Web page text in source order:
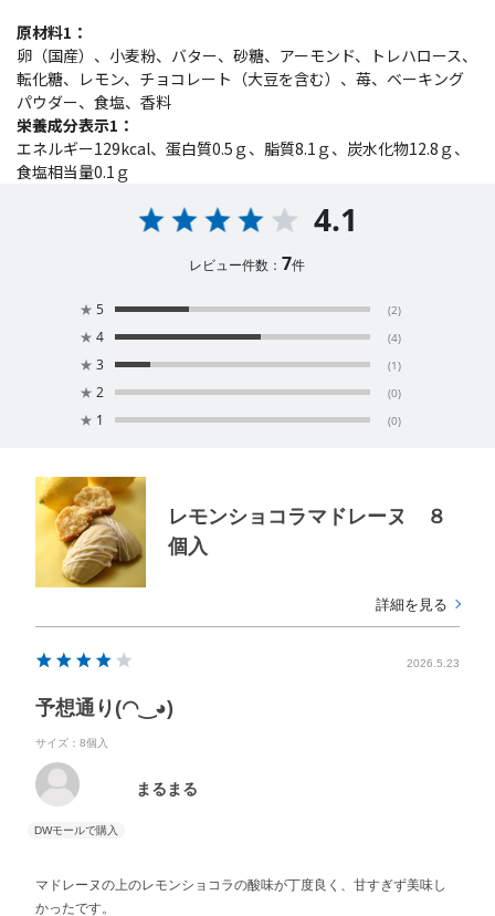
原材料1：
卵（国産）、小麦粉、バター、砂糖、アーモンド、トレハロース、
転化糖、レモン、チョコレート（大豆を含む）、苺、ベーキング
パウダー、食塩、香料
栄養成分表示1：
エネルギー129kcal、蛋白質0.5ｇ、脂質8.1ｇ、炭水化物12.8ｇ、
食塩相当量0.1ｇ
4.1
レビュー件数：7件
★ 5 (2)
★ 4 (4)
★ 3 (1)
★ 2 (0)
★ 1 (0)
レモンショコラマドレーヌ ８
個入
詳細を見る
2026.5.23
予想通り(⁠◠⁠‿⁠◕⁠)
サイズ：8個入
まるまる
マドレーヌの上のレモンショコラの酸味が丁度良く、甘すぎず美味し
かったです。